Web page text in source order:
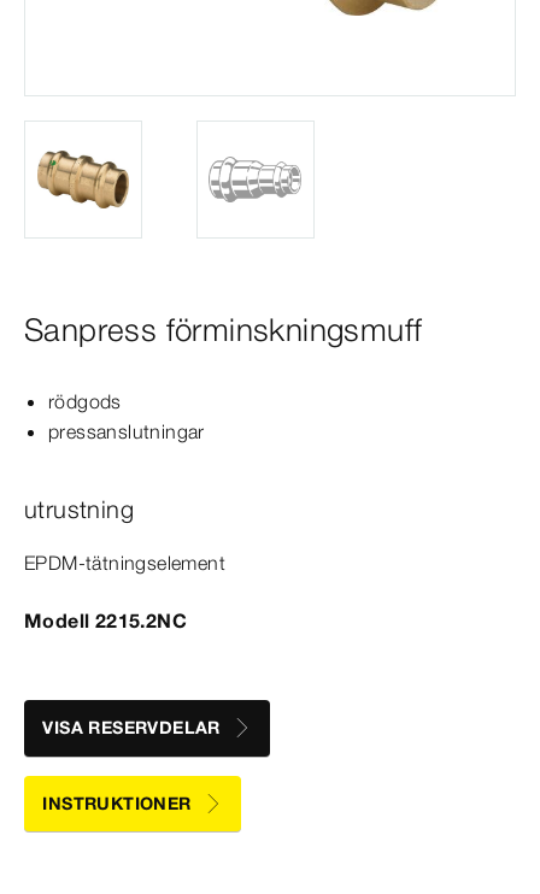
Sanpress förminskningsmuff
rödgods
pressanslutningar
utrustning
EPDM-​tätningselement
Modell 2215.2NC
VISA RESERVDELAR
INSTRUKTIONER